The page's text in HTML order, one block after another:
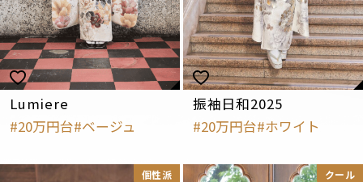
Lumiere
20万円台 ベージュ
振袖日和2025
20万円台 ホワイト
個性派 クール